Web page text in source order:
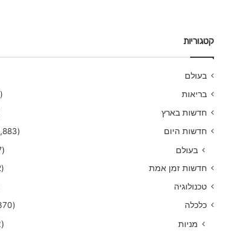
קטגוריות
בעולם
בריאות
(12)
חדשות בארץ
חדשות היום
(18,883)
בעולם (27)
חדשות זמן אמת
(72)
טכנולוגיה
כלכלה
(1,370)
מניות (12)